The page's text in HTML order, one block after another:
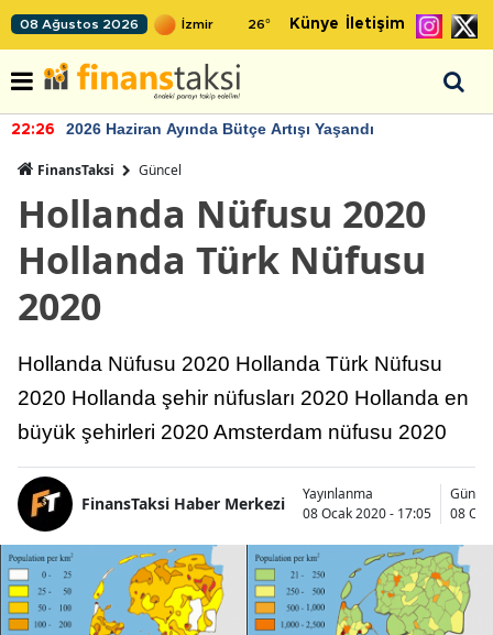
08 Ağustos 2026 26° Künye İletişim
22:26 2026 Haziran Ayında Bütçe Artışı Yaşandı
FinansTaksi Güncel
Hollanda Nüfusu 2020
Hollanda Türk Nüfusu
2020
Hollanda Nüfusu 2020 Hollanda Türk Nüfusu
2020 Hollanda şehir nüfusları 2020 Hollanda en
büyük şehirleri 2020 Amsterdam nüfusu 2020
FinansTaksi Haber Merkezi
Yayınlanma
08 Ocak 2020 - 17:05
08